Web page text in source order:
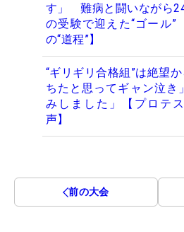
す」 難病と闘いながら
の受験で迎えた“ゴール”
の“道程”】
“ギリギリ合格組”は絶望
ちたと思ってギャン泣き
みしました」【プロテ
声】
前の大会